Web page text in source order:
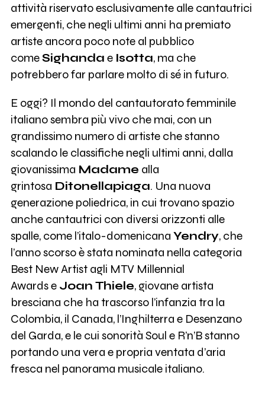
attività riservato esclusivamente alle cantautrici
emergenti, che negli ultimi anni ha premiato
artiste ancora poco note al pubblico
comeSighanda e Isotta, ma che
potrebbero far parlare molto di sé in futuro.
E oggi? Il mondo del cantautorato femminile
italiano sembra più vivo che mai, con un
grandissimo numero di artiste che stanno
scalando le classifiche negli ultimi anni, dalla
giovanissima Madame alla
grintosa Ditonellapiaga. Una nuova
generazione poliedrica, in cui trovano spazio
anche cantautrici con diversi orizzonti alle
spalle, come l’italo-domenicana Yendry, che
l’anno scorso è stata nominata nella categoria
Best New Artist agli MTV Millennial
Awards e Joan Thiele, giovane artista
bresciana che ha trascorso l’infanzia tra la
Colombia, il Canada, l’Inghilterra e Desenzano
del Garda, e le cui sonorità Soul e R’n’B stanno
portando una vera e propria ventata d’aria
fresca nel panorama musicale italiano.